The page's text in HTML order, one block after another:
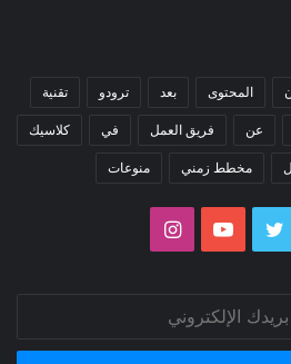
المحتوى بعد ترودو تقنية
عن فريق العمل في كلاسيك
مخطط زمني منوعات
تويتر يوتيوبانستقرام